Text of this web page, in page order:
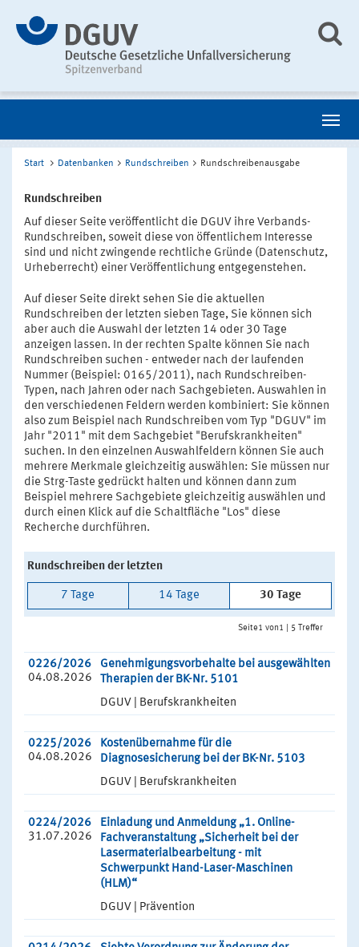
Start Datenbanken Rundschreiben Rundschreibenausgabe
Rundschreiben
Auf dieser Seite veröffentlicht die DGUV ihre Verbands-
Rundschreiben, soweit diese von öffentlichem Interesse
sind und nicht zwingende rechtliche Gründe (Datenschutz,
Urheberrecht) einer Veröffentlichung entgegenstehen.
Auf dieser Seite direkt sehen Sie die aktuellen
Rundschreiben der letzten sieben Tage, Sie können sich
aber auch die Auswahl der letzten 14 oder 30 Tage
anzeigen lassen. In der rechten Spalte können Sie nach
Rundschreiben suchen - entweder nach der laufenden
Nummer (Beispiel: 0165/2011), nach Rundschreiben-
Typen, nach Jahren oder nach Sachgebieten. Auswahlen in
den verschiedenen Feldern werden kombiniert: Sie können
also zum Beispiel nach Rundschreiben vom Typ "DGUV" im
Jahr "2011" mit dem Sachgebiet "Berufskrankheiten"
suchen. In den einzelnen Auswahlfeldern können Sie auch
mehrere Merkmale gleichzeitig auswählen: Sie müssen nur
die Strg-Taste gedrückt halten und können dann zum
Beispiel mehrere Sachgebiete gleichzeitig auswählen und
durch einen Klick auf die Schaltfläche "Los" diese
Recherche durchführen.
Rundschreiben der letzten
7 Tage 14 Tage 30 Tage
Seite1 von1 | 5 Treffer
0226/2026
04.08.2026
Genehmigungsvorbehalte bei ausgewählten
Therapien der BK-Nr. 5101
DGUV | Berufskrankheiten
0225/2026
04.08.2026
Kostenübernahme für die
Diagnosesicherung bei der BK-Nr. 5103
DGUV | Berufskrankheiten
0224/2026
31.07.2026
Einladung und Anmeldung „1. Online-
Fachveranstaltung „Sicherheit bei der
Lasermaterialbearbeitung - mit
Schwerpunkt Hand-Laser-Maschinen
(HLM)“
DGUV | Prävention